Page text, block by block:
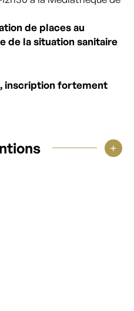
de places au
de la situation sanitaire
inscription fortement